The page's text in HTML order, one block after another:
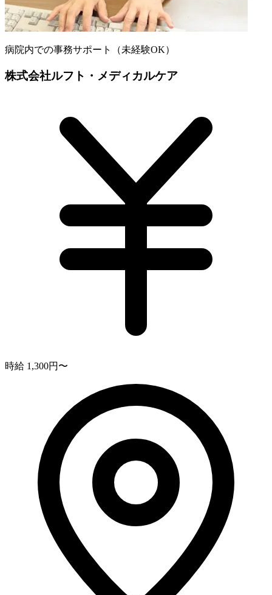
病院内での事務サポート（未経験OK）
株式会社ルフト・メディカルケア
時給 1,300円〜